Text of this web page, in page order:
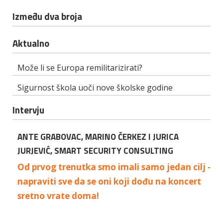
Između dva broja
Aktualno
Može li se Europa remilitarizirati?
Sigurnost škola uoči nove školske godine
Intervju
ANTE GRABOVAC, MARINO ČERKEZ I JURICA
JURJEVIĆ, SMART SECURITY CONSULTING
Od prvog trenutka smo imali samo jedan cilj -
napraviti sve da se oni koji dođu na koncert
sretno vrate doma!